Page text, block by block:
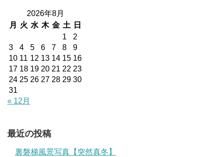
2026年8月
月
火 水 木 金 土
日
1
2
3
4 5 6 7 8
9
10 11 12 13 14 15 16
17 18 19 20 21 22 23
24 25 26 27 28 29 30
31
« 12月
最近の投稿
裏磐梯風景写真【突然真冬】